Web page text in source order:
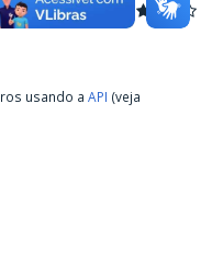
usando a API (veja